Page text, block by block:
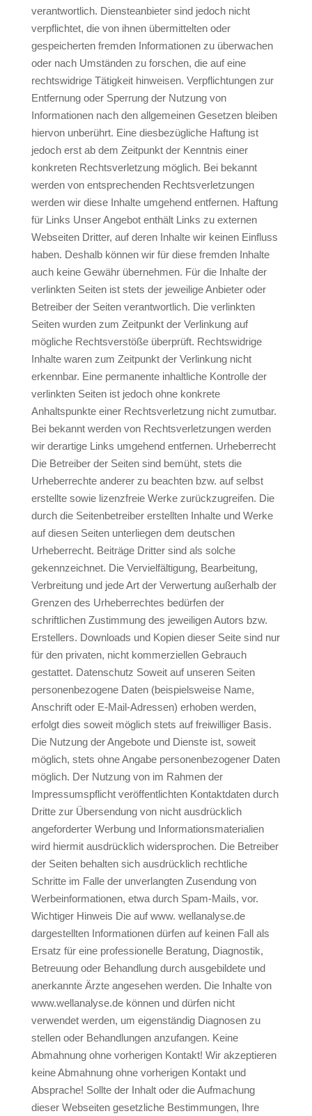
verantwortlich. Diensteanbieter sind jedoch nicht
verpflichtet, die von ihnen übermittelten oder
gespeicherten fremden Informationen zu überwachen
oder nach Umständen zu forschen, die auf eine
rechtswidrige Tätigkeit hinweisen. Verpflichtungen zur
Entfernung oder Sperrung der Nutzung von
Informationen nach den allgemeinen Gesetzen bleiben
hiervon unberührt. Eine diesbezügliche Haftung ist
jedoch erst ab dem Zeitpunkt der Kenntnis einer
konkreten Rechtsverletzung möglich. Bei bekannt
werden von entsprechenden Rechtsverletzungen
werden wir diese Inhalte umgehend entfernen. Haftung
für Links Unser Angebot enthält Links zu externen
Webseiten Dritter, auf deren Inhalte wir keinen Einfluss
haben. Deshalb können wir für diese fremden Inhalte
auch keine Gewähr übernehmen. Für die Inhalte der
verlinkten Seiten ist stets der jeweilige Anbieter oder
Betreiber der Seiten verantwortlich. Die verlinkten
Seiten wurden zum Zeitpunkt der Verlinkung auf
mögliche Rechtsverstöße überprüft. Rechtswidrige
Inhalte waren zum Zeitpunkt der Verlinkung nicht
erkennbar. Eine permanente inhaltliche Kontrolle der
verlinkten Seiten ist jedoch ohne konkrete
Anhaltspunkte einer Rechtsverletzung nicht zumutbar.
Bei bekannt werden von Rechtsverletzungen werden
wir derartige Links umgehend entfernen. Urheberrecht
Die Betreiber der Seiten sind bemüht, stets die
Urheberrechte anderer zu beachten bzw. auf selbst
erstellte sowie lizenzfreie Werke zurückzugreifen. Die
durch die Seitenbetreiber erstellten Inhalte und Werke
auf diesen Seiten unterliegen dem deutschen
Urheberrecht. Beiträge Dritter sind als solche
gekennzeichnet. Die Vervielfältigung, Bearbeitung,
Verbreitung und jede Art der Verwertung außerhalb der
Grenzen des Urheberrechtes bedürfen der
schriftlichen Zustimmung des jeweiligen Autors bzw.
Erstellers. Downloads und Kopien dieser Seite sind nur
für den privaten, nicht kommerziellen Gebrauch
gestattet. Datenschutz Soweit auf unseren Seiten
personenbezogene Daten (beispielsweise Name,
Anschrift oder E‑Mail-Adressen) erhoben werden,
erfolgt dies soweit möglich stets auf freiwilliger Basis.
Die Nutzung der Angebote und Dienste ist, soweit
möglich, stets ohne Angabe personenbezogener Daten
möglich. Der Nutzung von im Rahmen der
Impressumspflicht veröffentlichten Kontaktdaten durch
Dritte zur Übersendung von nicht ausdrücklich
angeforderter Werbung und Informationsmaterialien
wird hiermit ausdrücklich widersprochen. Die Betreiber
der Seiten behalten sich ausdrücklich rechtliche
Schritte im Falle der unverlangten Zusendung von
Werbeinformationen, etwa durch Spam-Mails, vor.
Wichtiger Hinweis Die auf www. wellanalyse.de
dargestellten Informationen dürfen auf keinen Fall als
Ersatz für eine professionelle Beratung, Diagnostik,
Betreuung oder Behandlung durch ausgebildete und
anerkannte Ärzte angesehen werden. Die Inhalte von
www.wellanalyse.de können und dürfen nicht
verwendet werden, um eigenständig Diagnosen zu
stellen oder Behandlungen anzufangen. Keine
Abmahnung ohne vorherigen Kontakt! Wir akzeptieren
keine Abmahnung ohne vorherigen Kontakt und
Absprache! Sollte der Inhalt oder die Aufmachung
dieser Webseiten gesetzliche Bestimmungen, Ihre